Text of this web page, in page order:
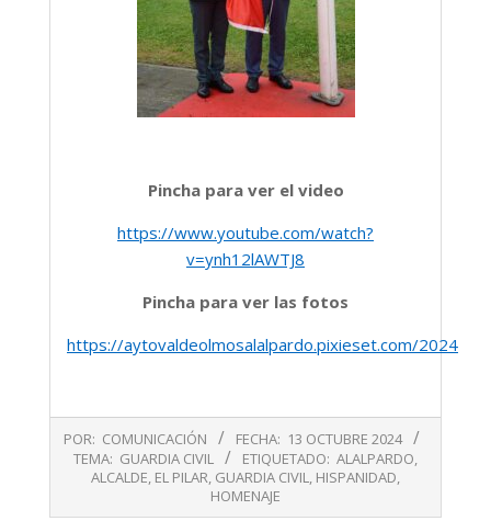
Pincha para ver el video
https://www.youtube.com/watch?
v=ynh12lAWTJ8
Pincha para ver las fotos
https://aytovaldeolmosalalpardo.pixieset.com/
10-
POR: COMUNICACIÓN FECHA: 13 OCTUBRE 2024
TEMA: GUARDIA CIVIL ETIQUETADO: ALALPARDO,
ALCALDE, EL PILAR, GUARDIA CIVIL, HISPANIDAD,
HOMENAJE